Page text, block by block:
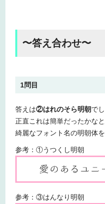
〜答え合わせ〜
1問目
答えは②はれのそら明朝でし
正直これは簡単だったかなと
綺麗なフォント名の明朝体
参考：①うつくし明朝
参考：③はんなり明朝